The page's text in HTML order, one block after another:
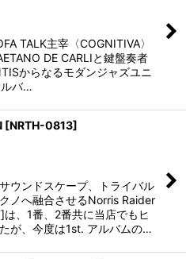
TALK主宰〈COGNITIVA〉
DE CARLIと鍵盤奏者
からなるモダンジャズユニ
ルバ…
[NRTH-0813]
ウンドスケープ、トライバル
ノへ融合させるNorris Raider
、1番、2番共に当店でもヒ
が、今度は1st. アルバムの…